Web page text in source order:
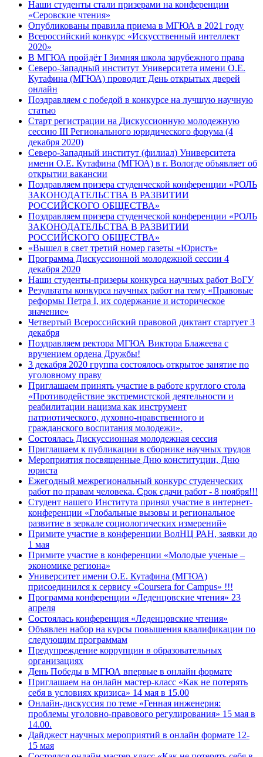
Наши студенты стали призерами на конференции
«Серовские чтения»
Опубликованы правила приема в МГЮА в 2021 году
Всероссийский конкурс «Искусственный интеллект
2020»
В МГЮА пройдёт I Зимняя школа зарубежного права
Северо-Западный институт Университета имени О.Е.
Кутафина (МГЮА) проводит День открытых дверей
онлайн
Поздравляем с победой в конкурсе на лучшую научную
статью
Старт регистрации на Дискуссионную молодежную
сессию III Регионального юридического форума (4
декабря 2020)
Северо-Западный институт (филиал) Университета
имени О.Е. Кутафина (МГЮА) в г. Вологде объявляет об
открытии вакансии
Поздравляем призера студенческой конференции «РОЛЬ
ЗАКОНОДАТЕЛЬСТВА В РАЗВИТИИ
РОССИЙСКОГО ОБЩЕСТВА»
Поздравляем призера студенческой конференции «РОЛЬ
ЗАКОНОДАТЕЛЬСТВА В РАЗВИТИИ
РОССИЙСКОГО ОБЩЕСТВА»
«Вышел в свет третий номер газеты «Юристъ»
Программа Дискуссионной молодежной сессии 4
декабря 2020
Наши студенты-призеры конкурса научных работ ВоГУ
Результаты конкурса научных работ на тему «Правовые
реформы Петра I, их содержание и историческое
значение»
Четвертый Всероссийский правовой диктант стартует 3
декабря
Поздравляем ректора МГЮА Виктора Блажеева с
вручением ордена Дружбы!
3 декабря 2020 группа состоялось открытое занятие по
уголовному праву
Приглашаем принять участие в работе круглого стола
«Противодействие экстремистской деятельности и
реабилитации нацизма как инструмент
патриотического, духовно-нравственного и
гражданского воспитания молодежи».
Состоялась Дискуссионная молодежная сессия
Приглашаем к публикации в сборнике научных трудов
Мероприятия посвященные Дню конституции, Дню
юриста
Ежегодный межрегиональный конкурс студенческих
работ по правам человека. Срок сдачи работ - 8 ноября!!!
Студент нашего Института принял участие в интернет-
конференции «Глобальные вызовы и региональное
развитие в зеркале социологических измерений»
Примите участие в конференции ВолНЦ РАН, заявки до
1 мая
Примите участие в конференции «Молодые ученые –
экономике региона»
Университет имени О.Е. Кутафина (МГЮА)
присоединился к сервису «Coursera for Campus» !!!
Программа конференции «Леденцовские чтения» 23
апреля
Состоялась конференция «Леденцовские чтения»
Объявлен набор на курсы повышения квалификации по
следующим программам
Предупреждение коррупции в образовательных
организациях
День Победы в МГЮА впервые в онлайн формате
Приглашаем на онлайн мастер-класс «Как не потерять
себя в условиях кризиса» 14 мая в 15.00
Онлайн-дискуссия по теме «Генная инженерия:
проблемы уголовно-правового регулирования» 15 мая в
14.00.
Дайджест научных мероприятий в онлайн формате 12-
15 мая